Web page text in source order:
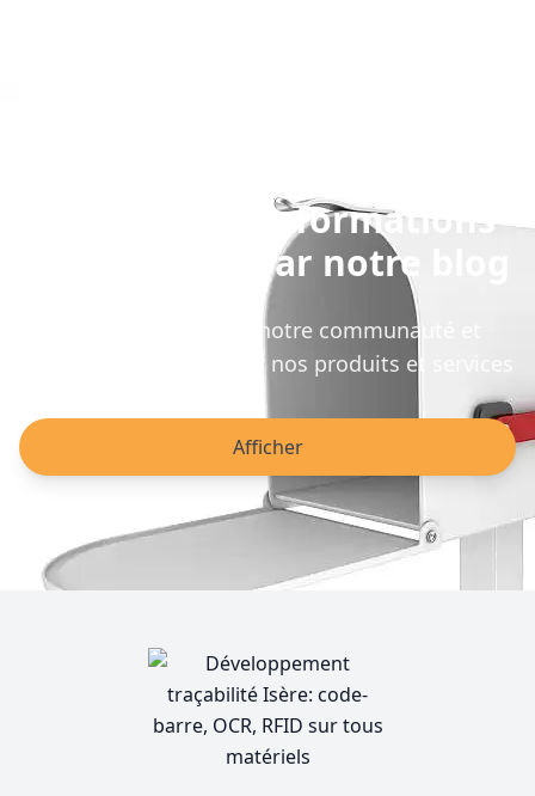
Obtenir des informations
et échanger par notre blog
Communiquer avec notre communauté et
obtenir des conseils sur nos produits et services
Afficher